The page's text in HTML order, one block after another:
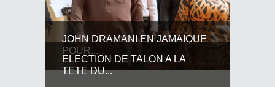
JOHN DRAMANI EN JAMAIQUE
POUR...
ELECTION DE TALON A LA
TETE DU...